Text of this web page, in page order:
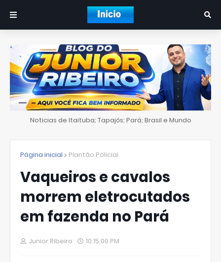
Noticias de Itaituba; Tapajós; Pará; Brasil e Mundo
Página inicial Plantão Policial
Vaqueiros e cavalos
morrem eletrocutados
em fazenda no Pará
Junior Ribeiro 10:15:00 PM